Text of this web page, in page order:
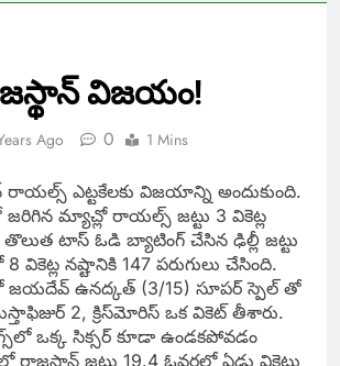
విజయం!
Ago 0 1 Mins
రాయల్స్ ఎట్టకేలకు విజయాన్ని అందుకుంది.
జరిగిన మ్యాచ్లో రాయల్స్ జట్టు 3 వికెట్ల
టాస్ ఓడి బ్యాటింగ్ చేసిన ఢిల్లీ జట్టు‌
8 వికెట్ల నష్టానికి 147 పరుగులు చేసింది.
జయదేవ్‌ ఉనద్కత్‌ (3/15) సూపర్ స్పెల్ తో
2, క్రిస్‌మోరిస్‌ ఒక వికెట్‌ తీశారు.
ఒక్క సిక్సర్ కూడా ఉండకపోవడం
రాజస్థాన్ జట్టు ‌ 19.4 ఓవర్లలో ఏడు వికెట్లు